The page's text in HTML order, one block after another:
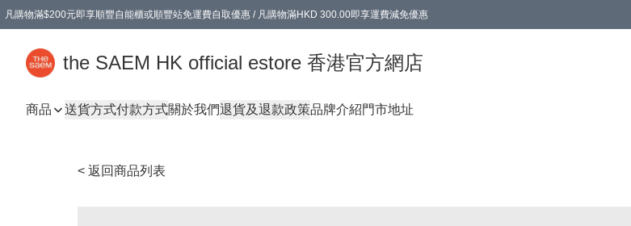
凡購物滿$200元即享順豐自能櫃或順豐站免運費自取優惠 / 凡購物滿HKD 300.00即享運費減免優惠
the SAEM HK official estore 香港官方網店
商品 送貨方式付款方式關於我們退貨及退款政策品牌介紹門市地址
< 返回商品列表